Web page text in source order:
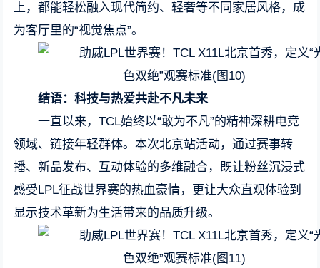
上，都能轻松融入现代简约、轻奢等不同家居风格，成
为客厅里的“视觉焦点”。
结语：科技与热爱共赴不凡未来
一直以来，TCL始终以“敢为不凡”的精神深耕电竞
领域、链接年轻群体。本次北京站活动，通过赛事转
播、新品发布、互动体验的多维融合，既让粉丝沉浸式
感受LPL征战世界赛的热血豪情，更让大众直观体验到
显示技术革新为生活带来的品质升级。